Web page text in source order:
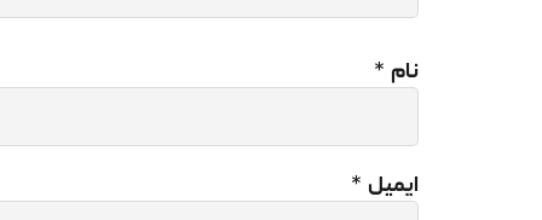
نام *
ایمیل *